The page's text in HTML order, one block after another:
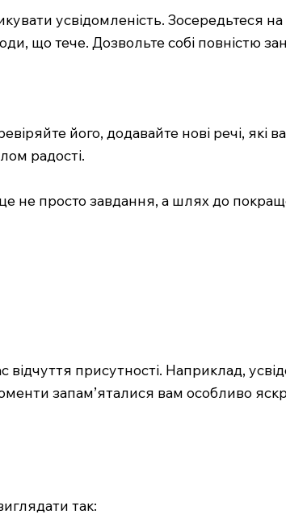
усвідомленість. Зосередьтеся
що тече. Дозвольте собі повністю
його, додавайте нові речі,
радості.
не просто завдання, а шлях до
присутності. Наприклад,
запам’яталися вам особливо
так: